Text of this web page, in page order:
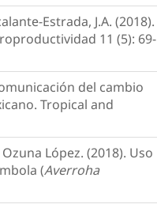
Estrada, J.A. (2018).
11 (5): 69-
del cambio
Tropical and
López. (2018). Uso
(Averroha